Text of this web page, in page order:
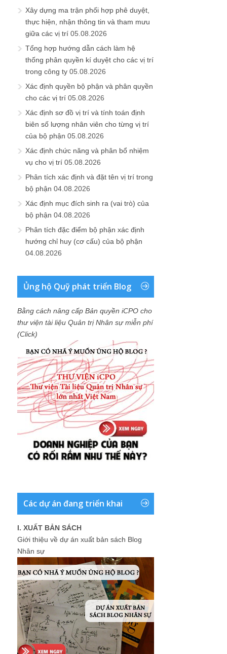
Xây dựng ma trận phối hợp phê duyệt,
thực hiện, nhận thông tin và tham mưu
giữa các vị trí 05.08.2026
Tổng hợp hướng dẫn cách làm hệ
thống phân quyền kí duyệt cho các vị trí
trong công ty 05.08.2026
Xác định quyền bộ phận và phân quyền
cho các vị trí 05.08.2026
Xác định sơ đồ vị trí và tính toán định
biên số lượng nhân viên cho từng vị trí
của bộ phận 05.08.2026
Xác định chức năng và phân bổ nhiệm
vụ cho vị trí 05.08.2026
Phân tích xác định và đặt tên vị trí trong
bộ phận 04.08.2026
Xác định mục đích sinh ra (vai trò) của
bộ phận 04.08.2026
Phân tích đặc điểm bộ phận xác định
hướng chỉ huy (cơ cấu) của bộ phận
04.08.2026
Ủng hộ Quỹ phát triển Blog
Bằng cách nâng cấp Bản quyền iCPO cho
thư viện tài liệu Quản trị Nhân sự miễn phí
(Click)
Các dự án đang triển khai
I. XUẤT BẢN SÁCH
Giới thiệu về dự án xuất bản sách Blog
Nhân sự